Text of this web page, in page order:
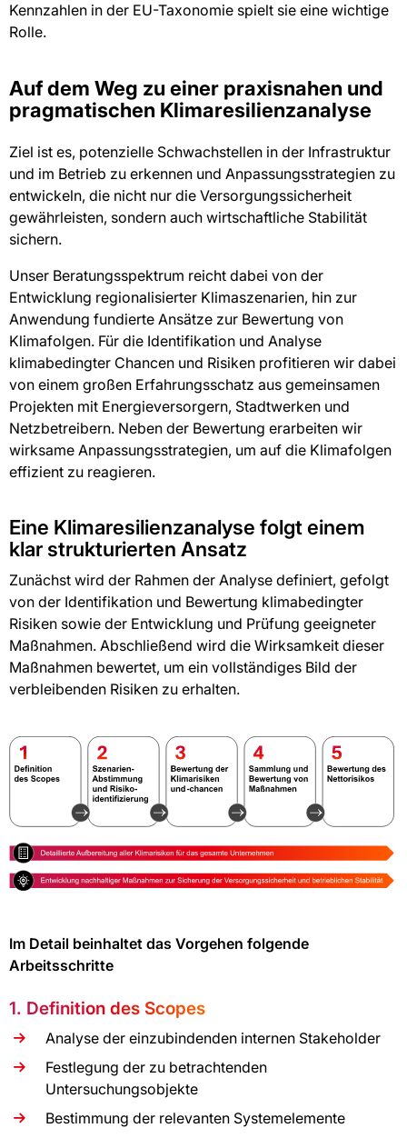
Kennzahlen in der EU-Taxonomie spielt sie eine wichtige
Rolle.
Auf dem Weg zu einer praxisnahen und
pragmatischen Klimaresilienzanalyse
Ziel ist es, potenzielle Schwachstellen in der Infrastruktur
und im Betrieb zu erkennen und Anpassungsstrategien zu
entwickeln, die nicht nur die Versorgungssicherheit
gewährleisten, sondern auch wirtschaftliche Stabilität
sichern.
Unser Beratungsspektrum reicht dabei von der
Entwicklung regionalisierter Klimaszenarien, hin zur
Anwendung fundierte Ansätze zur Bewertung von
Klimafolgen. Für die Identifikation und Analyse
klimabedingter Chancen und Risiken profitieren wir dabei
von einem großen Erfahrungsschatz aus gemeinsamen
Projekten mit Energieversorgern, Stadtwerken und
Netzbetreibern. Neben der Bewertung erarbeiten wir
wirksame Anpassungsstrategien, um auf die Klimafolgen
effizient zu reagieren.
Eine Klimaresilienzanalyse folgt einem
klar strukturierten Ansatz
Zunächst wird der Rahmen der Analyse definiert, gefolgt
von der Identifikation und Bewertung klimabedingter
Risiken sowie der Entwicklung und Prüfung geeigneter
Maßnahmen. Abschließend wird die Wirksamkeit dieser
Maßnahmen bewertet, um ein vollständiges Bild der
verbleibenden Risiken zu erhalten.
Im Detail beinhaltet das Vorgehen folgende
Arbeitsschritte
1. Definition des Scopes
Analyse der einzubindenden internen Stakeholder
Festlegung der zu betrachtenden
Untersuchungsobjekte
Bestimmung der relevanten Systemelemente